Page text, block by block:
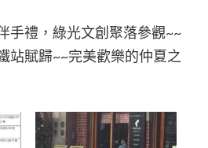
手禮，綠光文創聚落參觀~~
站賦歸~~完美歡樂的仲夏之